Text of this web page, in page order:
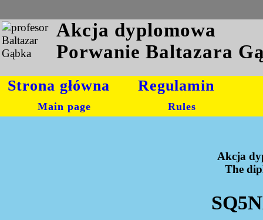
Akcja dyplomowa
Porwanie Baltazara
Strona główna
Main page
Regulamin
Rules
Akcja
The